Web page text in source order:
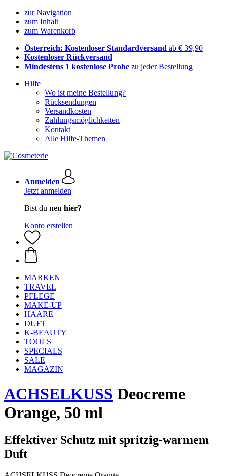
zur Navigation
zum Inhalt
zum Warenkorb
Österreich: Kostenloser Standardversand ab € 39,90
Kostenloser Rückversand
Mindestens 1 kostenlose Probe zu jeder Bestellung
Hilfe
Wo ist meine Bestellung?
Rücksendungen
Versandkosten
Zahlungsmöglichkeiten
Kontakt
Alle Hilfe-Themen
Anmelden
Jetzt anmelden
Bist du neu hier?
Konto erstellen
MARKEN
TRAVEL
PFLEGE
MAKE-UP
HAARE
DUFT
K-BEAUTY
TOOLS
SPECIALS
SALE
MAGAZIN
ACHSELKUSS Deocreme
Orange, 50 ml
Effektiver Schutz mit spritzig-warmem
Duft